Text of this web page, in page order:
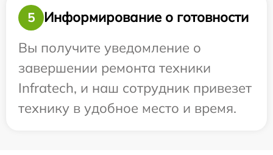
5
Информирование о готовности
Вы получите уведомление о
завершении ремонта техники
Infratech, и наш сотрудник привезет
технику в удобное место и время.